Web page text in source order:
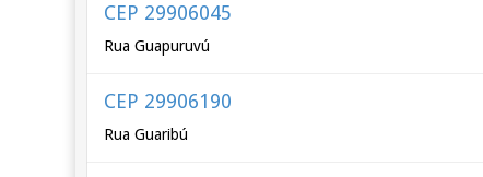
CEP 29906045
Rua Guapuruvú
CEP 29906190
Rua Guaribú